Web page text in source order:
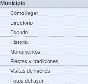
Municipio
Cómo llegar
Directorio
Escudo
Historia
Monumentos
Fiestas y tradiciones
Visitas de interés
Fotos del ayer